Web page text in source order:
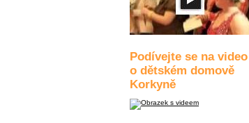
Podívejte se na video
o dětském domově
Korkyně